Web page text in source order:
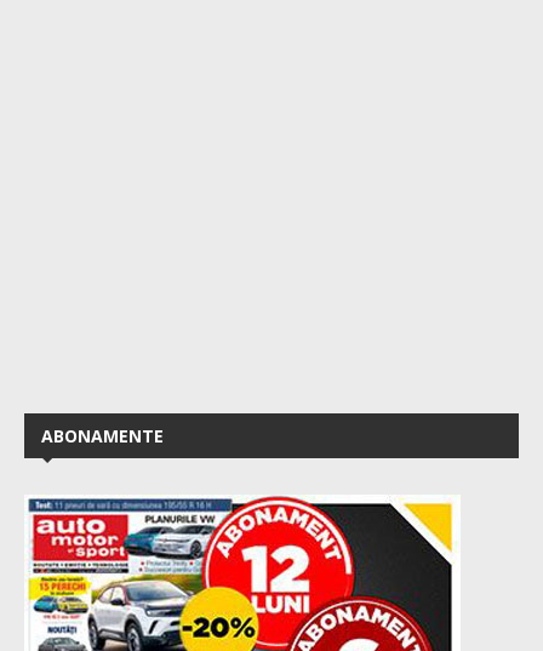
ABONAMENTE